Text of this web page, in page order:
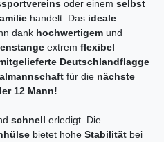
oder einem selbst
handelt. Das ideale
dank hochwertigem und
extrem flexibel
Deutschlandflagge
für die nächste
12 Mann!
schnell erledigt. Die
bietet hohe Stabilität bei